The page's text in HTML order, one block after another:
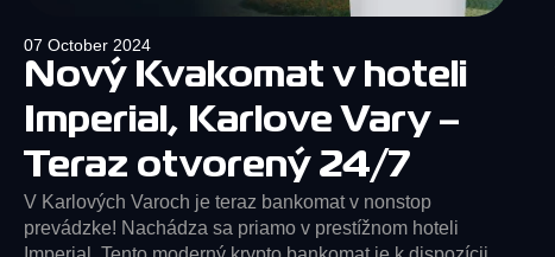
07 October 2024
Nový Kvakomat v hoteli
Imperial, Karlove Vary –
Teraz otvorený 24/7
V Karlových Varoch je teraz bankomat v nonstop
prevádzke! Nachádza sa priamo v prestížnom hoteli